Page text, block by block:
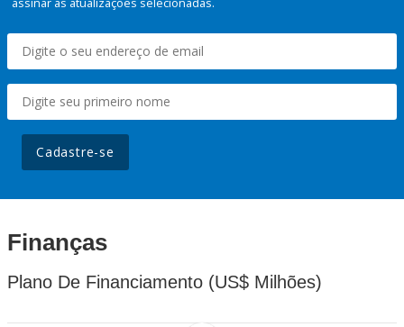
Cadastre-se
Finanças
Plano De Financiamento (US$ Milhões)